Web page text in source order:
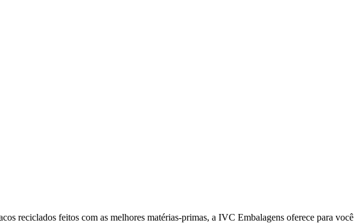
reciclados feitos com as melhores matérias-primas, a IVC Embalagens oferece para você